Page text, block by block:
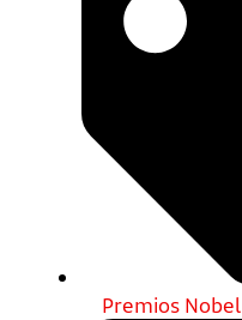
Premios Nobel